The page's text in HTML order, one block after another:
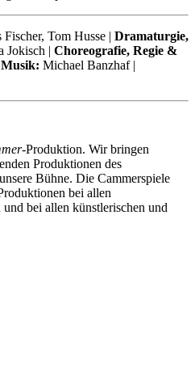
Tom Husse | Dramaturgie,
Jokisch | Choreografie, Regie &
Musik: Michael Banzhaf |
-Produktion. Wir bringen
Produktionen des
Bühne. Die Cammerspiele
bei allen
bei allen künstlerischen und